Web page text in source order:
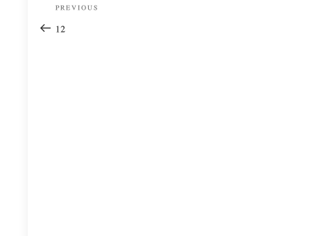
Previous
Post
PREVIOUS
12